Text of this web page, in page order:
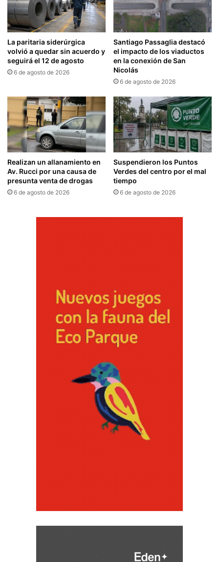
La paritaria siderúrgica
volvió a quedar sin acuerdo y
seguirá el 12 de agosto
6 de agosto de 2026
Santiago Passaglia destacó
el impacto de los viaductos
en la conexión de San
Nicolás
6 de agosto de 2026
Realizan un allanamiento en
Av. Rucci por una causa de
presunta venta de drogas
6 de agosto de 2026
Suspendieron los Puntos
Verdes del centro por el mal
tiempo
6 de agosto de 2026